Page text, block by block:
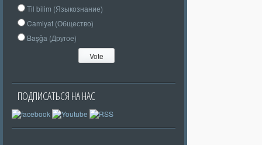
Til bilim (Языкознание)
Camiyat (Общество)
Başğa (Другое)
ПОДПИСАТЬСЯ НА НАС